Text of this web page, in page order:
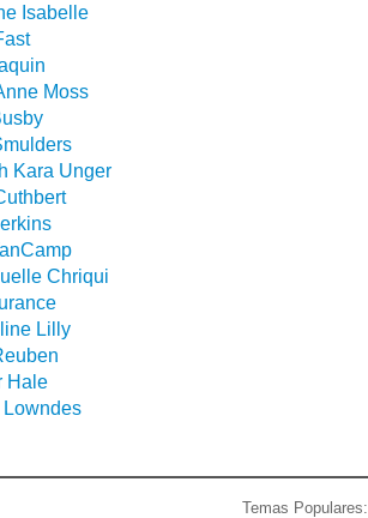
Isabelle
Moss
Kara Unger
Chriqui
Lilly
Hale
Temas Populares: